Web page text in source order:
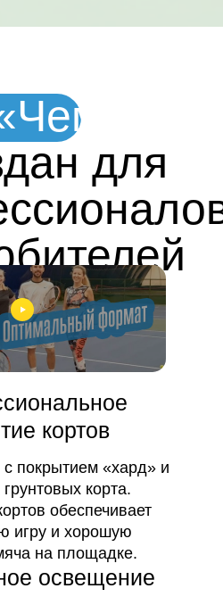
для
кортов
с покрытием «хард» и
корта.
обеспечивает
игру и хорошую
на площадке.
освещение